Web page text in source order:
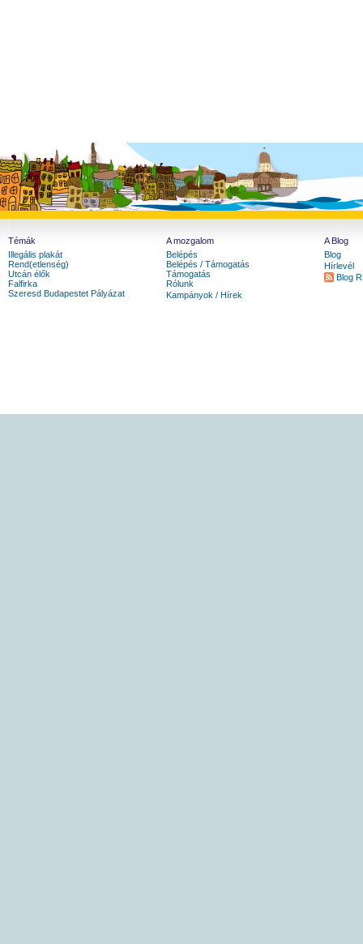
Témák
Illegális plakát
Rend(etlenség)
Utcán élők
Falfirka
Szeresd Budapestet Pályázat
A mozgalom
Belépés
Belépés / Támogatás
Támogatás
Rólunk
Kampányok / Hírek
A Blog
Blog
Hírlevél
Blog